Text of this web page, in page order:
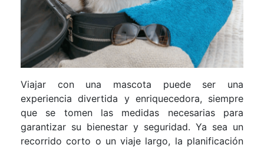
Viajar con una mascota puede ser una
experiencia divertida y enriquecedora, siempre
que se tomen las medidas necesarias para
garantizar su bienestar y seguridad. Ya sea un
recorrido corto o un viaje largo, la planificación